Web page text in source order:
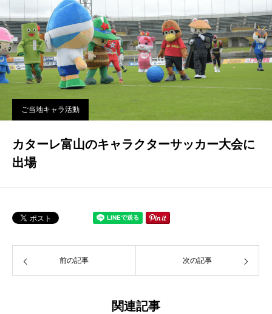
ご当地キャラ活動
カターレ富山のキャラクターサッカー大会に
出場
前の記事 次の記事
関連記事